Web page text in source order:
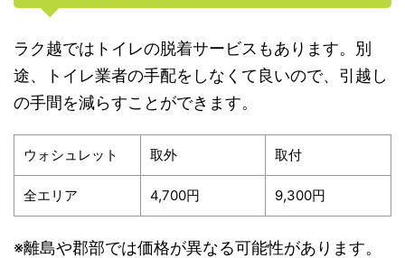
ラク越ではトイレの脱着サービスもあります。別
途、トイレ業者の手配をしなくて良いので、引越し
の手間を減らすことができます。
ウォシュレット 取外 取付
全エリア 4,700円 9,300円
※離島や郡部では価格が異なる可能性があります。